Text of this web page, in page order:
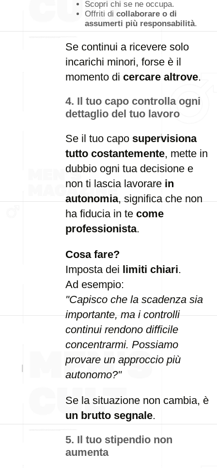
Scopri chi se ne occupa.
Offriti di collaborare o di
assumerti più responsabilità.
Se continui a ricevere solo
incarichi minori, forse è il
momento di cercare altrove.
4. Il tuo capo controlla ogni
dettaglio del tuo lavoro
Se il tuo capo supervisiona
tutto costantemente, mette in
dubbio ogni tua decisione e
non ti lascia lavorare in
autonomia, significa che non
ha fiducia in te come
professionista.
Cosa fare?
Imposta dei limiti chiari.
Ad esempio:
"Capisco che la scadenza sia
importante, ma i controlli
continui rendono difficile
concentrarmi. Possiamo
provare un approccio più
autonomo?"
Se la situazione non cambia, è
un brutto segnale.
5. Il tuo stipendio non
aumenta